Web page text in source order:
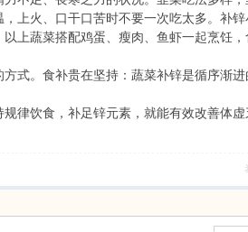
上火、口干口苦时不要一次吃太多。补锌
上蔬菜搭配鸡蛋、瘦肉、鱼虾一起烹饪，
式。食补贵在坚持：蔬菜补锌是循序渐进
律饮食，补足锌元素，就能有效改善体虚